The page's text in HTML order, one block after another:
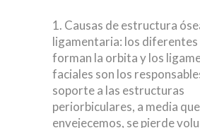
Causas de estructura
ligamentaria: los diferentes
forman la orbita y los
faciales son los
soporte a las estructuras
periorbiculares, a media que
envejecemos, se pierde